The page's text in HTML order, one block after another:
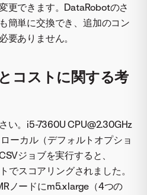
更できます。DataRobotのさ
簡単に交換でき、追加のコン
要ありません。
コストに関する考
い。i5-7360U CPU@2.30GHz
ーカル（デフォルトオプショ
ジョブを実行すると、
でスコアリングされました。
ノードにm5.xlarge（4つの